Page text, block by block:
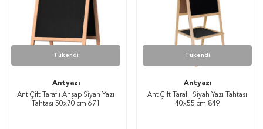
Tükendi
Antyazı
Ant Çift Taraflı Ahşap Siyah Yazı
Tahtası 50x70 cm 671
Tükendi
Antyazı
Ant Çift Taraflı Siyah Yazı Tahtası
40x55 cm 849